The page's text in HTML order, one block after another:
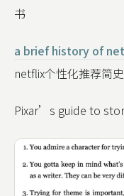
书
a brief history of
netflix个性化推荐简史
Pixar’s guide to